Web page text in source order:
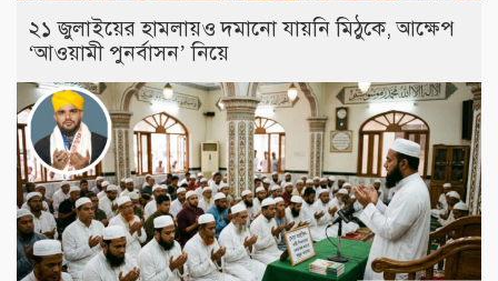
২১ জুলাইয়ের হামলায়ও দমানো যায়নি মিঠুকে, আক্ষেপ
‘আওয়ামী পুনর্বাসন’ নিয়ে